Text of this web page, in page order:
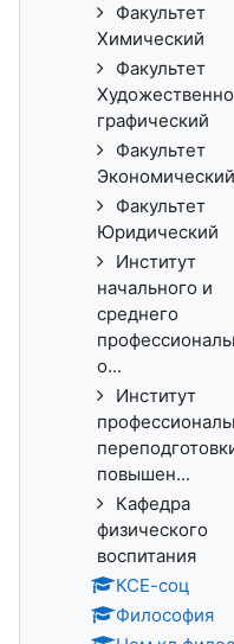
Факультет
Химический
Факультет
графический
Факультет
Экономический
Факультет
Юридический
Институт
начального и
среднего
о...
Институт
повышен...
Кафедра
физического
воспитания
КСЕ-соц
Философия